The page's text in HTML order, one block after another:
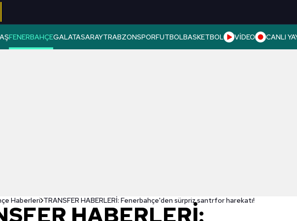
FENERBAHÇEGALATASARAYTRABZONSPORFUTBOLBASKETBOL VİDEO CANLI
Haberleri TRANSFER HABERLERİ: Fenerbahçe'den sürpriz santrfor harekatı!
HABERLERİ: